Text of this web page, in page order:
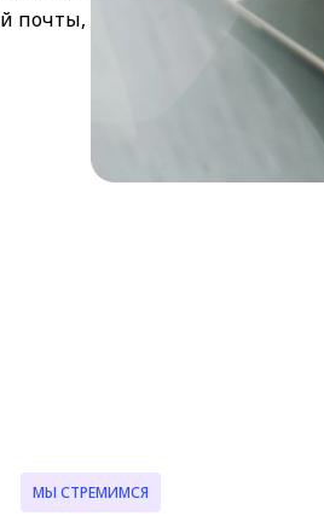
почты,
МЫ СТРЕМИМСЯ